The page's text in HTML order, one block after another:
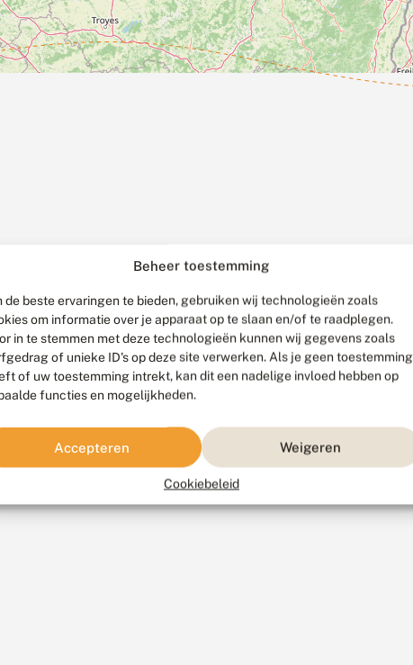
Beheer toestemming
de beste ervaringen te bieden, gebruiken wij technologieën zoals
om informatie over je apparaat op te slaan en/of te raadplegen.
in te stemmen met deze technologieën kunnen wij gegevens zoals
of unieke ID's op deze site verwerken. Als je geen toestemming
of uw toestemming intrekt, kan dit een nadelige invloed hebben op
functies en mogelijkheden.
Accepteren Weigeren
Cookiebeleid